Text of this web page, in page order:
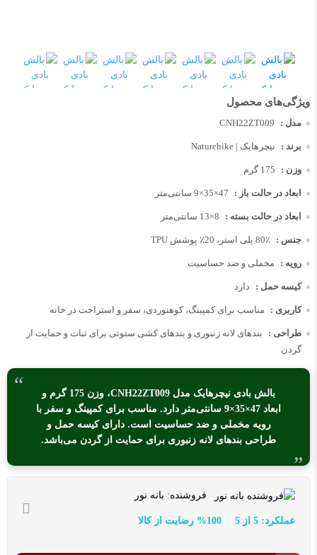
مدل : CNH22ZT009
برند : نیچرهایک | Naturehike
وزن : 175 گرم
ابعاد در حالت باز : 47×35×9 سانتی‌متر
ابعاد در حالت بسته : 8×13 سانتی‌متر
جنس : 80٪ پلی استر، 20٪ پوشش TPU
رویه : مخملی و ضد حساسیت
کیسه حمل : دارد
کاربری : مناسب برای کمپینگ، کوهنوردی، سفر و استراحت در خانه
طراحی :
بندهای لانه زنبوری و بندهای کشی ستونی برای ثبات و حمایت از
گردن
بالش بادی نیچرهایک مدل CNH22ZT009، وزن 175 گرم و
ابعاد 47×35×9 سانتی‌متر دارد. مناسب برای کمپینگ و سفر با
رویه مخملی و ضد حساسیت است. دارای کیسه حمل و
طراحی بندهای لانه زنبوری برای حمایت از گردن می‌باشد.
فروشنده: بانه نور
عملکرد: 5 از 5 100% رضایت از کالا